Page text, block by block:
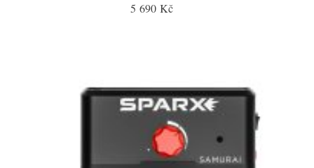
5 690 Kč